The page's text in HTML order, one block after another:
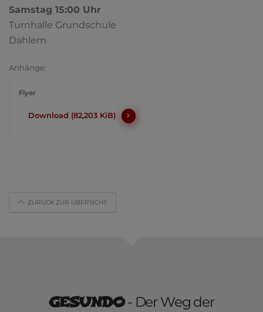
Samstag 15:00 Uhr
Turnhalle Grundschule
Dahlem
Anhänge:
Flyer
Download (82,203 KiB)
ZURÜCK ZUR ÜBERSICHT
GESUNDO- Der Weg der